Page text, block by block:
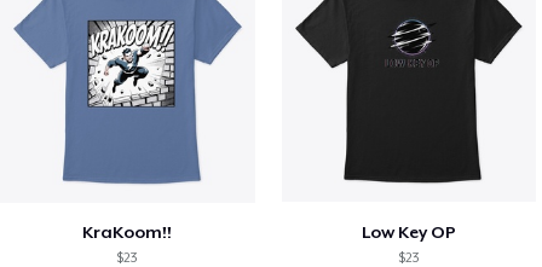
KraKoom!!
$23
Low Key OP
$23